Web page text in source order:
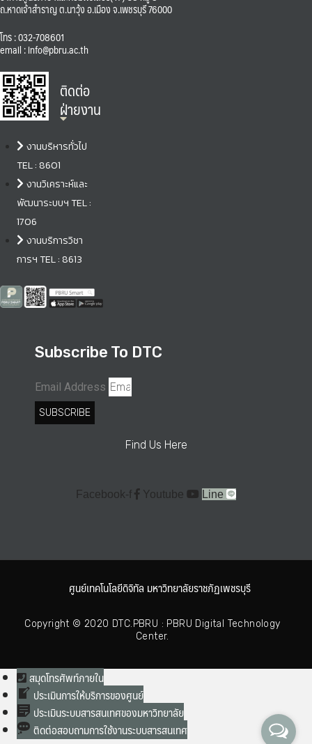
ถ.หาดเจ้าสำราญ ต.นาวุ้ง อ.เมือง จ.เพชรบุรี 76000
โทร : 032-708601
email : info@pbru.ac.th
ติดต่อ
ฝ่ายงาน
งานบริหารทั่วไป
TEL : 8601
งานวิเคราะห์และ
พัฒนาระบบฯ TEL :
1706
งานบริการวิชา
การฯ TEL : 8613
Subscribe To DTC
Email Address
SUBSCRIBE
Find Us Here
Facebook-f Youtube Line
ศูนย์เทคโนโลยีดิจิทัล มหาวิทยาลัยราชภัฏเพชรบุรี
Copyright © 2020 DTC.PBRU : PBRU Digital Technology
Center.
สมุดโทรศัพท์ภายใน
ประเมินการให้บริการของศูนย์
ประเมินระบบสารสนเทศของมหาวิทยาลัย
ติดต่อสอบถามการใช้งานระบบสารสนเทศ